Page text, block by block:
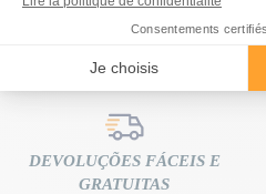
em casa a partir de 80 € de compra
DEVOLUÇÕES FÁCEIS E
GRATUITAS